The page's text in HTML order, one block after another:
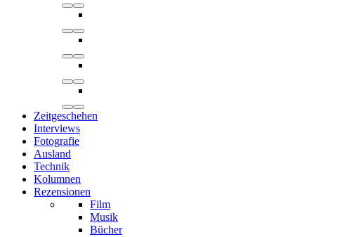
Zeitgeschehen
Interviews
Fotografie
Ausland
Technik
Kolumnen
Rezensionen
Film
Musik
Bücher